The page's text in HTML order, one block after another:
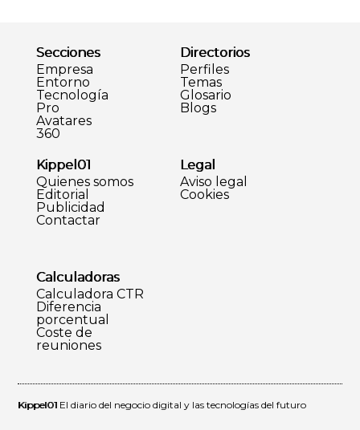
Secciones
Empresa
Entorno
Tecnología
Pro
Avatares
360
Directorios
Perfiles
Temas
Glosario
Blogs
Kippel01
Quienes somos
Editorial
Publicidad
Contactar
Legal
Aviso legal
Cookies
Calculadoras
Calculadora CTR
Diferencia
porcentual
Coste de
reuniones
Kippel01 El diario del negocio digital y las tecnologías del futuro